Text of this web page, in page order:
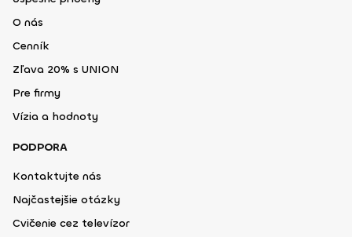
O nás
Cenník
Zľava 20% s UNION
Pre firmy
Vízia a hodnoty
PODPORA
Kontaktujte nás
Najčastejšie otázky
Cvičenie cez televízor